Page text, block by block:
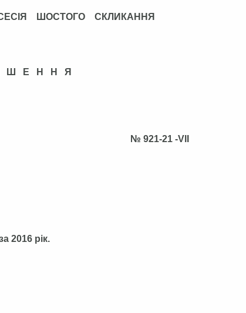
ШОСТОГО СКЛИКАННЯ
Ш Е Н Н Я
2016 р. № 921-21 -VІІ
2016 рік.